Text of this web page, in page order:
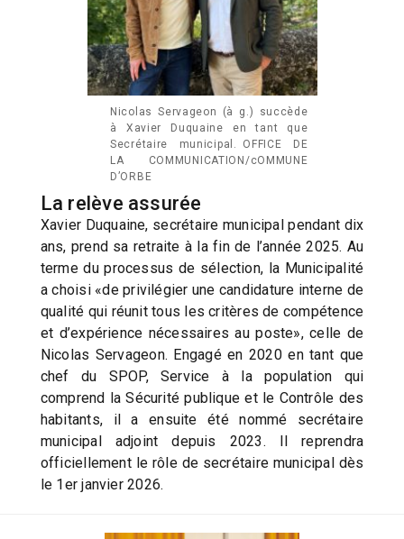
Nicolas Servageon (à g.) succède
à Xavier Duquaine en tant que
Secrétaire municipal. OFFICE DE
LA COMMUNICATION/cOMMUNE
D’ORBE
La relève assurée
Xavier Duquaine, secrétaire municipal pendant dix
ans, prend sa retraite à la fin de l’année 2025. Au
terme du processus de sélection, la Municipalité
a choisi «de privilégier une candidature interne de
qualité qui réunit tous les critères de compétence
et d’expérience nécessaires au poste», celle de
Nicolas Servageon. Engagé en 2020 en tant que
chef du SPOP, Service à la population qui
comprend la Sécurité publique et le Contrôle des
habitants, il a ensuite été nommé secrétaire
municipal adjoint depuis 2023. Il reprendra
officiellement le rôle de secrétaire municipal dès
le 1er janvier 2026.